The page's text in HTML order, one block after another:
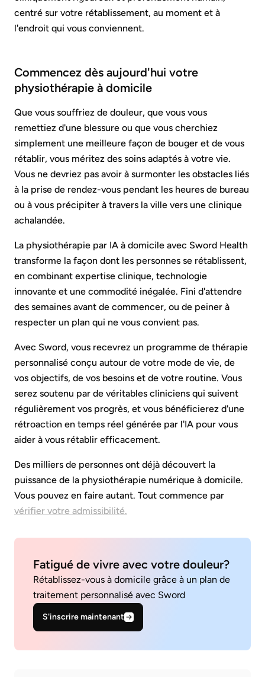
centré sur votre rétablissement, au moment et à
l'endroit qui vous conviennent.
Commencez dès aujourd'hui votre
physiothérapie à domicile
Que vous souffriez de douleur, que vous vous
remettiez d'une blessure ou que vous cherchiez
simplement une meilleure façon de bouger et de vous
rétablir, vous méritez des soins adaptés à votre vie.
Vous ne devriez pas avoir à surmonter les obstacles liés
à la prise de rendez-vous pendant les heures de bureau
ou à vous précipiter à travers la ville vers une clinique
achalandée.
La physiothérapie par IA à domicile avec Sword Health
transforme la façon dont les personnes se rétablissent,
en combinant expertise clinique, technologie
innovante et une commodité inégalée. Fini d'attendre
des semaines avant de commencer, ou de peiner à
respecter un plan qui ne vous convient pas.
Avec Sword, vous recevrez un programme de thérapie
personnalisé conçu autour de votre mode de vie, de
vos objectifs, de vos besoins et de votre routine. Vous
serez soutenu par de véritables cliniciens qui suivent
régulièrement vos progrès, et vous bénéficierez d'une
rétroaction en temps réel générée par l'IA pour vous
aider à vous rétablir efficacement.
Des milliers de personnes ont déjà découvert la
puissance de la physiothérapie numérique à domicile.
Vous pouvez en faire autant. Tout commence par
vérifier votre admissibilité.
Fatigué de vivre avec votre douleur?
Rétablissez-vous à domicile grâce à un plan de
traitement personnalisé avec Sword
S'inscrire maintenant